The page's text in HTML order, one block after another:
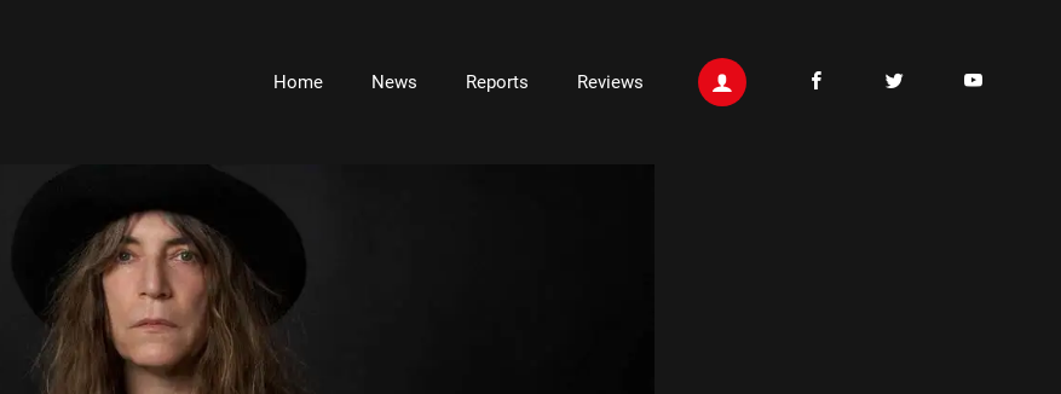
Home News Reports Reviews